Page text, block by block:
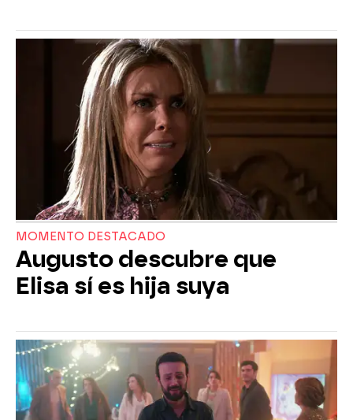
MOMENTO DESTACADO
Augusto descubre que
Elisa sí es hija suya